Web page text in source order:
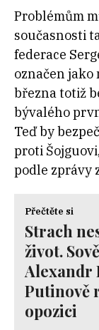
Problémům
současnosti
federace
označen jako
března totiž
bývalého
Teď by
proti
podle zprávy
Přečtěte si
Strach
život.
Alexandr
Putinově
opozici